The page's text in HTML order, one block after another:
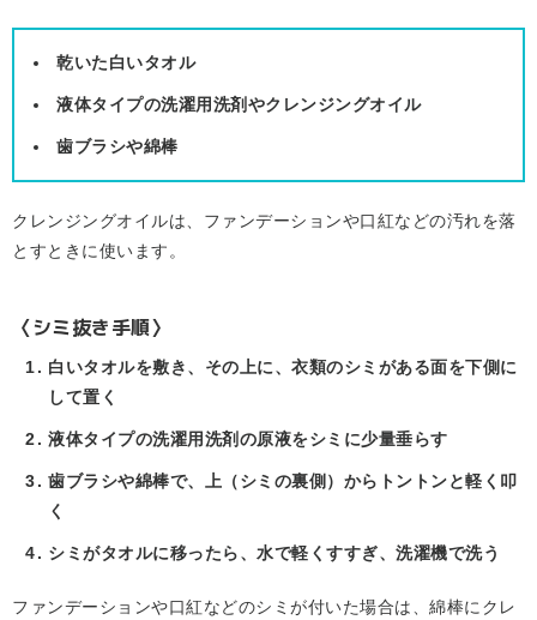
乾いた白いタオル
液体タイプの洗濯用洗剤やクレンジングオイル
歯ブラシや綿棒
クレンジングオイルは、ファンデーションや口紅などの汚れを落
とすときに使います。
〈シミ抜き手順〉
白いタオルを敷き、その上に、衣類のシミがある面を下側に
して置く
液体タイプの洗濯用洗剤の原液をシミに少量垂らす
歯ブラシや綿棒で、上（シミの裏側）からトントンと軽く叩
く
シミがタオルに移ったら、水で軽くすすぎ、洗濯機で洗う
ファンデーションや口紅などのシミが付いた場合は、綿棒にクレ